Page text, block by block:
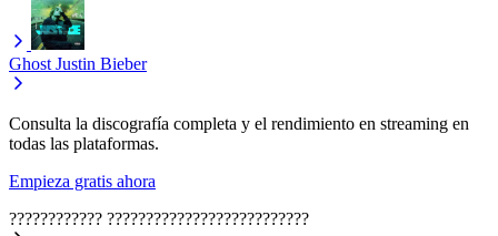
Ghost Justin Bieber
Consulta la discografía completa y el rendimiento en streaming en
todas las plataformas.
Empieza gratis ahora
???????????? ??????????????????????????